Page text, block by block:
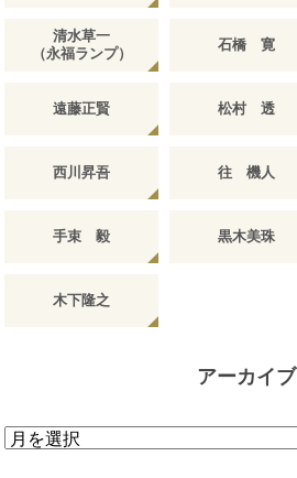
清水草一
（永福ランプ）
石橋 寛
遠藤正賢 松村 透
西川昇吾 往 機人
手束 毅 黒木美珠
木下隆之
アーカイブ
ア